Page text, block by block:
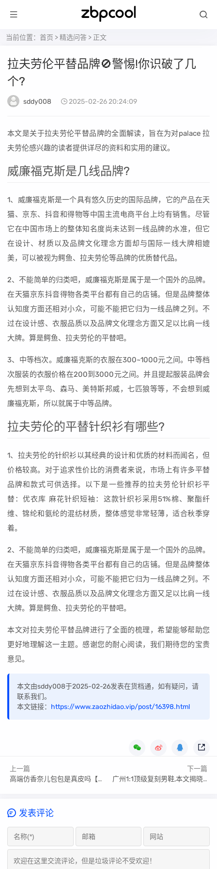
当前位置： 首页 >精选问答 > 正文
拉夫劳伦平替品牌🚫警惕!你识破了几
个?
sddy008 2025-02-26 20:24:09
本文是关于拉夫劳伦平替品牌的全面解读，旨在为对palace 拉
夫劳伦感兴趣的读者提供详尽的资料和实用的建议。
威廉福克斯是几线品牌?
1、威廉福克斯是一个具有悠久历史的国际品牌，它的产品在天
猫、京东、抖音和得物等中国主流电商平台上均有销售。尽管
它在中国市场上的整体知名度尚未达到一线品牌的水准，但它
在设计、材质以及品牌文化理念方面却与国际一线大牌相媲
美，可以被视为鳄鱼、拉夫劳伦等品牌的优质替代品。
2、不能简单的归类吧，威廉福克斯是属于是一个国外的品牌。
在天猫京东抖音得物各类平台都有自己的店铺。但是品牌整体
认知度方面还相对小众，可能不能把它归为一线品牌之列。不
过在设计感、衣服品质以及品牌文化理念方面又足以比肩一线
大牌。算是鳄鱼、拉夫劳伦的平替吧。
3、中等档次。威廉福克斯的衣服在300~1000元之间。中等档
次服装的衣服价格在200到3000元之间。并且提起服装品牌会
先想到太平鸟、森马、美特斯邦威，七匹狼等等，不会想到威
廉福克斯，所以就属于中等品牌。
拉夫劳伦的平替针织衫有哪些?
1、拉夫劳伦的针织衫以其经典的设计和优质的材料而闻名，但
价格较高。对于追求性价比的消费者来说，市场上有许多平替
品牌和款式可供选择。以下是一些推荐的拉夫劳伦针织衫平
替：优衣库 麻花针织短袖：这款针织衫采用51%棉、聚酯纤
维、锦纶和氨纶的混纺材质，整体感觉非常轻薄，适合秋季穿
着。
2、不能简单的归类吧，威廉福克斯是属于是一个国外的品牌。
在天猫京东抖音得物各类平台都有自己的店铺。但是品牌整体
认知度方面还相对小众，可能不能把它归为一线品牌之列。不
过在设计感、衣服品质以及品牌文化理念方面又足以比肩一线
大牌。算是鳄鱼、拉夫劳伦的平替吧。
本文对拉夫劳伦平替品牌进行了全面的梳理，希望能够帮助您
更好地理解这一主题。感谢您的耐心阅读，我们期待您的宝贵
意见。
本文由sddy008于2025-02-26发表在货档通，如有疑问，请
联系我们。
本文链接： https://www.zaozhidao.vip/post/16398.html
上一篇
高端仿香奈儿包包是真皮吗【技巧指南篇】
下一篇
广州1:1顶级复刻男鞋,本文揭晓答案
发表评论